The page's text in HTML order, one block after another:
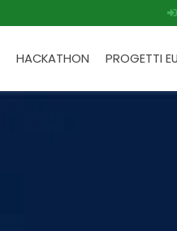
HACKATHON PROGETTI